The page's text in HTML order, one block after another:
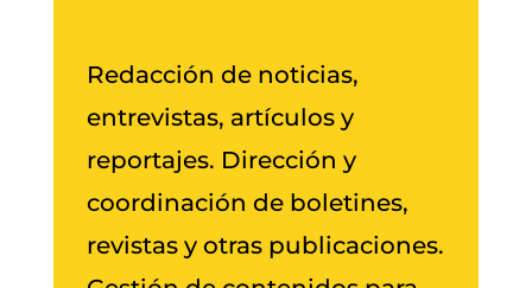
Redacción de noticias,
entrevistas, artículos y
reportajes. Dirección y
coordinación de boletines,
revistas y otras publicaciones.